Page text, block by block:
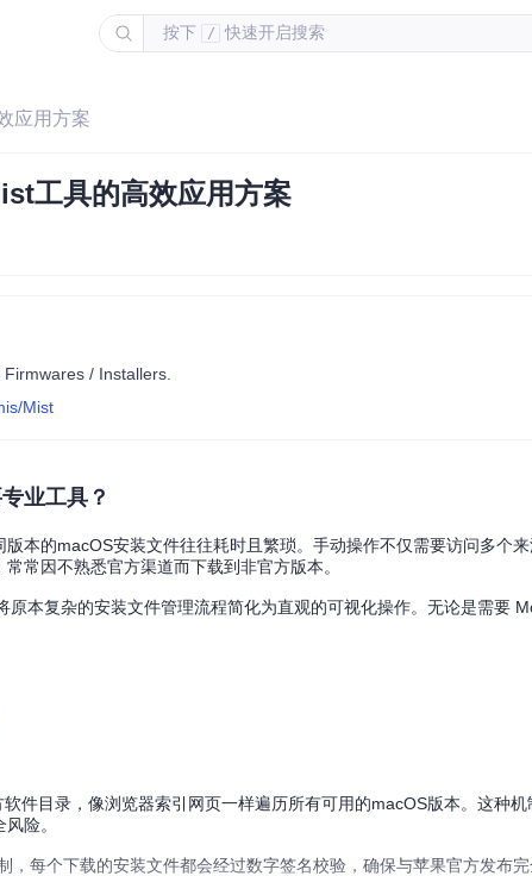
按下 / 快速开启搜索
应用方案
工具的高效应用方案
/ Installers.
Mist
业工具？
本的macOS安装文件往往耗时且繁琐。手动操作不仅需要访问多个来
常因不熟悉官方渠道而下载到非官方版本。
本复杂的安装文件管理流程简化为直观的可视化操作。无论是需要
件目录，像浏览器索引网页一样遍历所有可用的macOS版本。这种
险。
每个下载的安装文件都会经过数字签名校验，确保与苹果官方发布完